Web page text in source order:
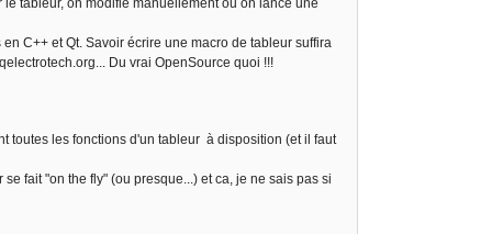
C++ et Qt. Savoir écrire une macro de tableur suffira
Du vrai OpenSource quoi !!!
toutes les fonctions d'un tableur à disposition (et il faut
fait "on the fly" (ou presque...) et ca, je ne sais pas si